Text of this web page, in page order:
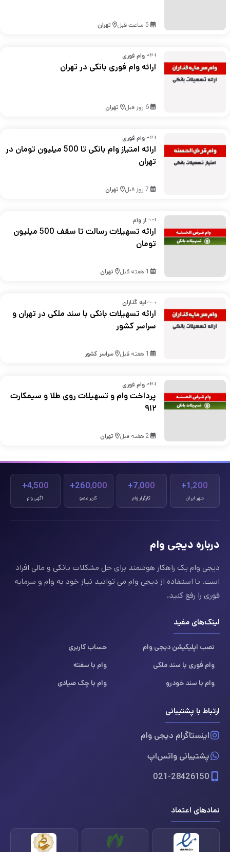
5 ساعت قبل تهران
ارائه وام فوری
ارائه وام فوری بانکی در تهران
6 روز قبل تهران
ارائه وام فوری
ارائه امتیاز وام بانکی تا 500 میلیون تومان در
تهران
7 روز قبل تهران
امتیاز وام
ارائه تسهیلات رسالت تا سقف 500 میلیون
تومان
1 هفته قبل تهران
سرمایه گذاران
ارائه تسهیلات بانکی با سند ملکی در تهران و
سراسر کشور
1 هفته قبل سراسر کشور
ارائه وام فوری
پرداخت وام و تسهیلات روی طلا و سیمکارت
۹۱۲
2 هفته قبل تهران
1,200+
شهر ایران
7,000+
کارگزار وام
260,000+
کاربر عضو
4,500+
آگهی وام
درباره دیجی وام
دیجی وام یک راهکار هوشمند برای حل مشکلات بانکی و مالی افراد
است. با استفاده از دیجی وام می توانید نیاز خود به وام و سرمایه
فوری را رفع کنید.
لینک‌های مفید
نصب اپلیکیشن دیجی وام
حساب کاربری
وام فوری با سند ملکی
وام با سفته
وام با سند خودرو
وام با چک صیادی
ارتباط با پشتیبانی
اینستاگرام دیجی وام
پشتیبانی واتس‌اپ
021-28426150
نمادهای اعتماد